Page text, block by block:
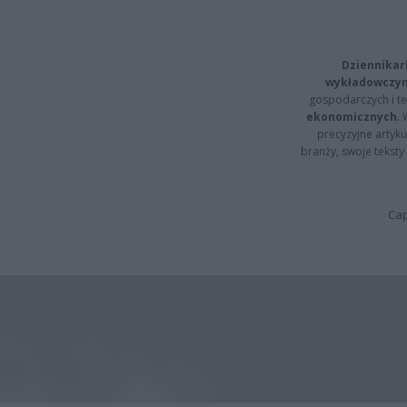
gospodarczych i
ekonomicznych.
precyzyjne
branży, swoje